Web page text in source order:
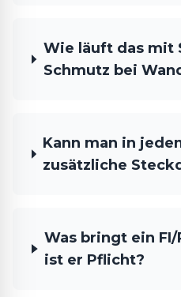
Wie läuft das mit
Schmutz bei
Kann man in
zusätzliche
Was bringt ein FI/
ist er Pflicht?